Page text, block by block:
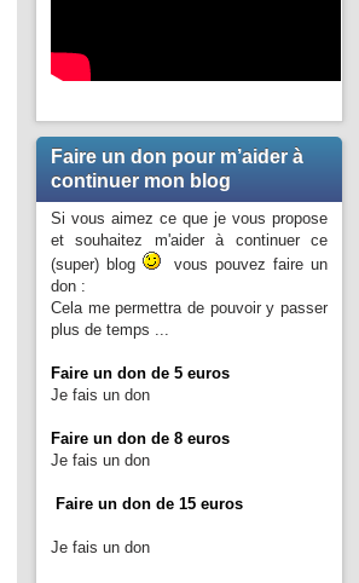
Faire un don pour m’aider à
continuer mon blog
Si vous aimez ce que je vous propose
et souhaitez m'aider à continuer ce
(super) blog
vous pouvez faire un
don :
Cela me permettra de pouvoir y passer
plus de temps ...
Faire un don de 5 euros
Je fais un don
Faire un don de 8 euros
Je fais un don
Faire un don de 15 euros
Je fais un don